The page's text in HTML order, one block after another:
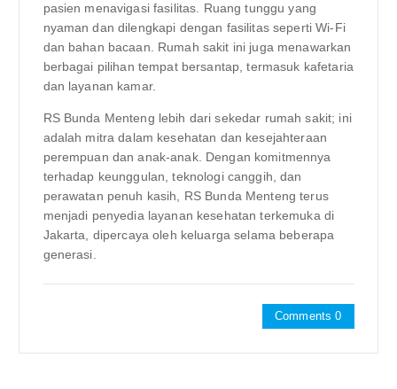
pasien menavigasi fasilitas. Ruang tunggu yang
nyaman dan dilengkapi dengan fasilitas seperti Wi-Fi
dan bahan bacaan. Rumah sakit ini juga menawarkan
berbagai pilihan tempat bersantap, termasuk kafetaria
dan layanan kamar.
RS Bunda Menteng lebih dari sekedar rumah sakit; ini
adalah mitra dalam kesehatan dan kesejahteraan
perempuan dan anak-anak. Dengan komitmennya
terhadap keunggulan, teknologi canggih, dan
perawatan penuh kasih, RS Bunda Menteng terus
menjadi penyedia layanan kesehatan terkemuka di
Jakarta, dipercaya oleh keluarga selama beberapa
generasi.
Comments 0